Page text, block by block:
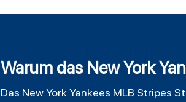
Warum das New York
Das New York Yankees MLB Stripes